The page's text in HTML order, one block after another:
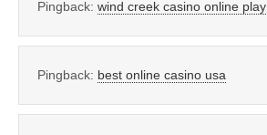
Pingback: wind creek casino online play
Pingback: best online casino usa